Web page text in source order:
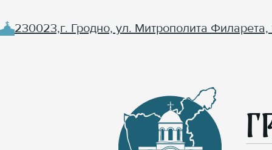
230023,г. Гродно, ул. Митрополита Филарета,